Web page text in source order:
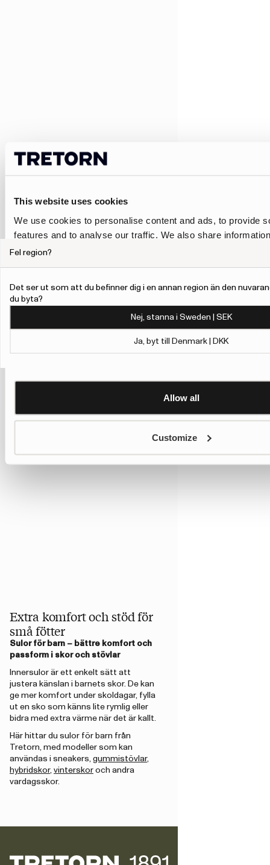
This website uses cookies
We use cookies to personalise content and ads, to provide
features and to analyse our traffic. We also share
our site with our social media, advertising and analytics
To give users more control over their data and ad
added a link to Google’s Personalisation and Control page.
Learn more about Google’s Personalisation and
Allow all
Customize
Extra komfort och stöd för
små fötter
Sulor för barn – bättre komfort och
passform i skor och stövlar
Innersulor är ett enkelt sätt att
justera känslan i barnets skor. De kan
ge mer komfort under skoldagar, fylla
ut en sko som känns lite rymlig eller
bidra med extra värme när det är kallt.
Här hittar du sulor för barn från
Tretorn, med modeller som kan
användas i sneakers, gummistövlar,
hybridskor, vinterskor och andra
vardagsskor.
Fel region?
Det ser ut som att du befinner dig i en annan region än den
du byta?
Nej, stanna i Sweden | SEK
Ja, byt till Denmark | DKK